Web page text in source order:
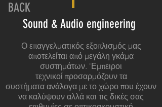
Sound & Audio engineering
BACK
Ο επαγγελματικός εξοπλισμός μας
αποτελείται από μεγάλη γκάμα
συστημάτων. 'Εμπειροι
τεχνικοί προσαρμόζουν τα
συστήματα ανάλογα με το χώρο που έχουν
να καλύψουν αλλά και τις δικές σας